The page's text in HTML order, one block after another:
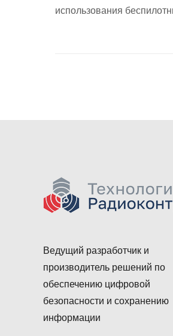
использования
Ведущий разработчик и
производитель решений по
обеспечению цифровой
безопасности и сохранению
информации